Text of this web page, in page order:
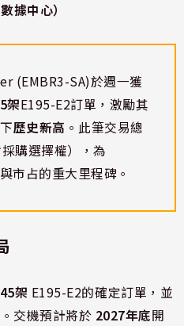
據中心）
(EMBR3-SA)於週一獲
架E195-E2訂單，激勵其
歷史新高 。此筆交易總
採購選擇權），為
市占的重大里程碑。
45架 E195-E2的確定訂單，並
交機預計將於 2027年底開